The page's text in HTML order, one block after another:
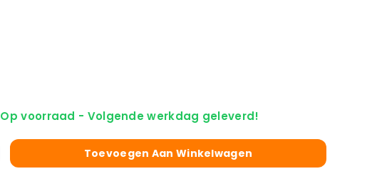
Op voorraad - Volgende werkdag geleverd!
Toevoegen Aan Winkelwagen